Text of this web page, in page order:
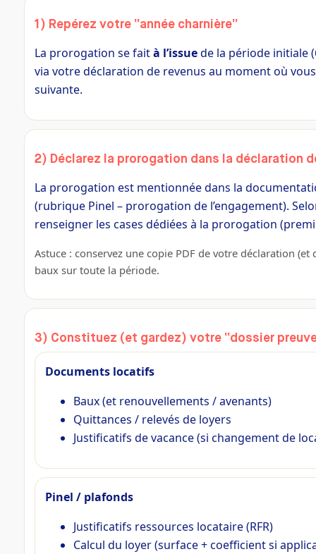
1) Repérez votre “année charnière”
La prorogation se faità l’issuede la période initiale
via votre déclaration de revenus au moment où
suivante.
2) Déclarez la prorogation dans la déclaration
La prorogation est mentionnée dans la
(rubrique Pinel – prorogation de l’engagement).
renseigner les cases dédiées à la prorogation
Astuce : conservez une copie PDF de votre déclaration (et
baux sur toute la période.
3) Constituez (et gardez) votre “dossier
Documents locatifs
Baux (et renouvellements / avenants)
Quittances / relevés de loyers
Justificatifs de vacance (si changement de
Pinel / plafonds
Justificatifs ressources locataire (RFR)
Calcul du loyer (surface + coefficient si